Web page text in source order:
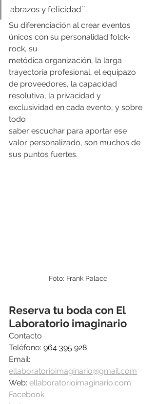
abrazos y felicidad´´.
Su diferenciación al crear eventos
únicos con su personalidad folck-
rock, su
metódica organización, la larga
trayectoria profesional, el equipazo
de proveedores, la capacidad
resolutiva, la privacidad y
exclusividad en cada evento, y sobre
todo
saber escuchar para aportar ese
valor personalizado, son muchos de
sus puntos fuertes.
Foto: Frank Palace
Reserva tu boda con El
Laboratorio imaginario
Contacto
Teléfono: 964 395 928
Email:
ellaboratorioimaginario@gmail.com
Web: ellaboratorioimaginario.com
Facebook